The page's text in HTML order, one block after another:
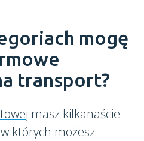
mogę
transport?
masz kilkanaście
których możesz